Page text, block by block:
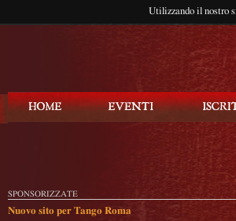
Utilizzando il nostro
SPONSORIZZATE
Nuovo sito per Tango Roma